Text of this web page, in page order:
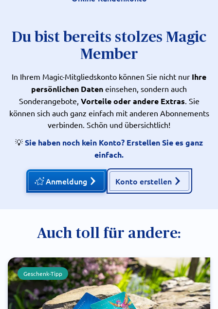
Du bist bereits stolzes Magic
Member
In Ihrem Magic-Mitgliedskonto können Sie nicht nur Ihre
persönlichen Daten einsehen, sondern auch
Sonderangebote, Vorteile oder andere Extras. Sie
können sich auch ganz einfach mit anderen Abonnements
verbinden. Schön und übersichtlich!
💡 Sie haben noch kein Konto? Erstellen Sie es ganz
einfach.
Anmeldung Konto erstellen
Auch toll für andere:
Geschenk-Tipp